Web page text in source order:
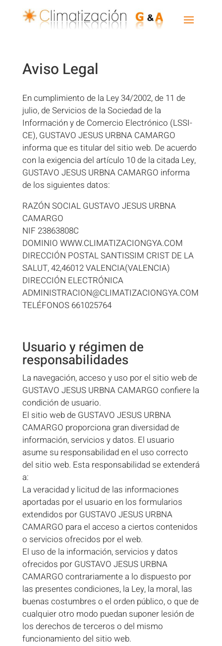
Aviso Legal
En cumplimiento de la Ley 34/2002, de 11 de
julio, de Servicios de la Sociedad de la
Información y de Comercio Electrónico (LSSI-
CE), GUSTAVO JESUS URBNA CAMARGO
informa que es titular del sitio web. De acuerdo
con la exigencia del artículo 10 de la citada Ley,
GUSTAVO JESUS URBNA CAMARGO informa
de los siguientes datos:
RAZÓN SOCIAL GUSTAVO JESUS URBNA
CAMARGO
NIF 23863808C
DOMINIO WWW.CLIMATIZACIONGYA.COM
DIRECCIÓN POSTAL SANTISSIM CRIST DE LA
SALUT, 42,46012 VALENCIA(VALENCIA)
DIRECCIÓN ELECTRÓNICA
ADMINISTRACION@CLIMATIZACIONGYA.COM
TELÉFONOS 661025764
Usuario y régimen de
responsabilidades
La navegación, acceso y uso por el sitio web de
GUSTAVO JESUS URBNA CAMARGO confiere la
condición de usuario.
El sitio web de GUSTAVO JESUS URBNA
CAMARGO proporciona gran diversidad de
información, servicios y datos. El usuario
asume su responsabilidad en el uso correcto
del sitio web. Esta responsabilidad se extenderá
a:
La veracidad y licitud de las informaciones
aportadas por el usuario en los formularios
extendidos por GUSTAVO JESUS URBNA
CAMARGO para el acceso a ciertos contenidos
o servicios ofrecidos por el web.
El uso de la información, servicios y datos
ofrecidos por GUSTAVO JESUS URBNA
CAMARGO contrariamente a lo dispuesto por
las presentes condiciones, la Ley, la moral, las
buenas costumbres o el orden público, o que de
cualquier otro modo puedan suponer lesión de
los derechos de terceros o del mismo
funcionamiento del sitio web.